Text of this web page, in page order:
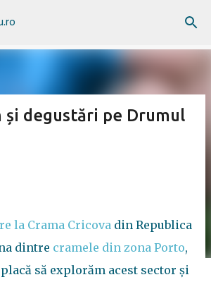
la conținutul principal
și degustări pe Drumul
la Crama Cricova din Republica
dintre cramele din zona Porto,
să explorăm acest sector și